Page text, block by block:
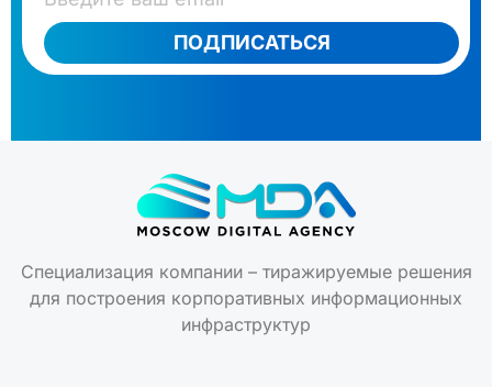
ПОДПИСАТЬСЯ
Специализация компании – тиражируемые решения
для построения корпоративных информационных
инфраструктур